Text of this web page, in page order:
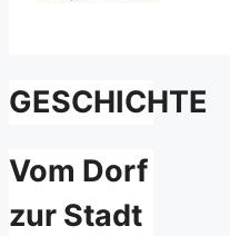
GESCHICHTE
Vom Dorf
zur Stadt